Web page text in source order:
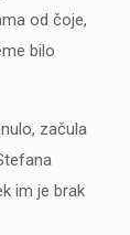
od čoje,
bilo
začula
im je brak